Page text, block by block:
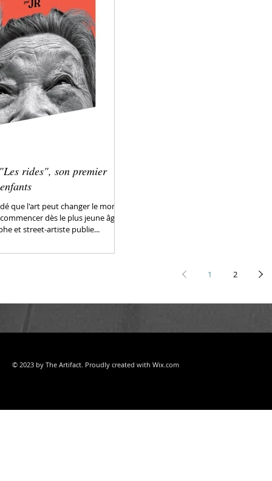
rides", son premier
que l'art peut changer le monde.
dès le plus jeune âge...
et street-artiste publie...
1 2
© 2023 by The Artifact. Proudly created with Wix.com